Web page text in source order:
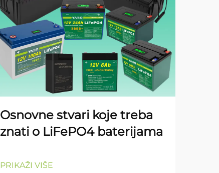
Osnovne stvari koje treba
znati o LiFePO4 baterijama
PRIKAŽI VIŠE